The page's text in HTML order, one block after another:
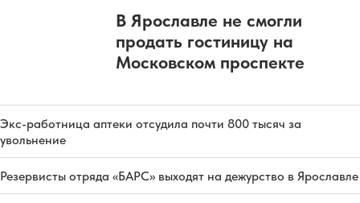
В Ярославле не смогли
продать гостиницу на
Московском проспекте
Экс-работница аптеки отсудила почти 800 тысяч за
увольнение
Резервисты отряда «БАРС» выходят на дежурство в Ярославле